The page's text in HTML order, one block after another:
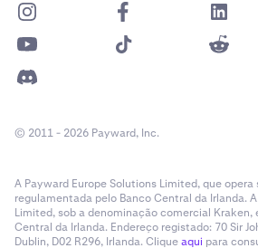
© 2011 - 2026 Payward, Inc.
A Payward Europe Solutions Limited, que opera
regulamentada pelo Banco Central da Irlanda.
Limited, sob a denominação comercial Kraken,
Central da Irlanda. Endereço registado: 70 Sir
Dublin, D02 R296, Irlanda. Cliqueaqui para